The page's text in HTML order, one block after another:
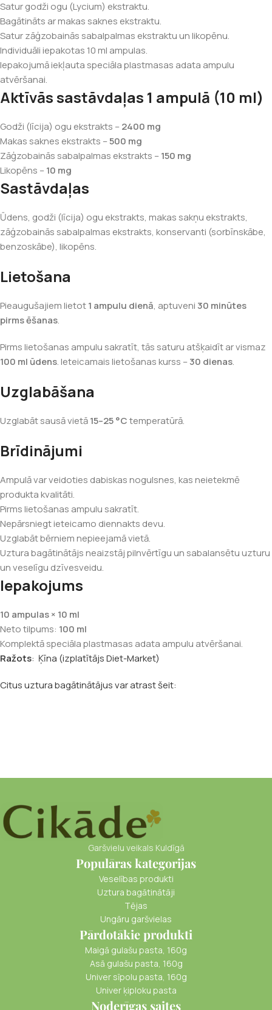
Satur godži ogu (Lycium) ekstraktu.
Bagātināts ar makas saknes ekstraktu.
Satur zāģzobainās sabalpalmas ekstraktu un likopēnu.
Individuāli iepakotas 10 ml ampulas.
Iepakojumā iekļauta speciāla plastmasas adata ampulu
atvēršanai.
Aktīvās sastāvdaļas 1 ampulā (10 ml)
Godži (līcija) ogu ekstrakts –2400 mg
Makas saknes ekstrakts –500 mg
Zāģzobainās sabalpalmas ekstrakts –150 mg
Likopēns –10 mg
Sastāvdaļas
Ūdens, godži (līcija) ogu ekstrakts, makas sakņu ekstrakts,
zāģzobainās sabalpalmas ekstrakts, konservanti (sorbīnskābe,
benzoskābe), likopēns.
Lietošana
Pieaugušajiem lietot1 ampulu dienā, aptuveni30 minūtes
pirms ēšanas.
Pirms lietošanas ampulu sakratīt, tās saturu atšķaidīt ar vismaz
100 ml ūdens. Ieteicamais lietošanas kurss –30 dienas.
Uzglabāšana
Uzglabāt sausā vietā15–25 °Ctemperatūrā.
Brīdinājumi
Ampulā var veidoties dabiskas nogulsnes, kas neietekmē
produkta kvalitāti.
Pirms lietošanas ampulu sakratīt.
Nepārsniegt ieteicamo diennakts devu.
Uzglabāt bērniem nepieejamā vietā.
Uztura bagātinātājs neaizstāj pilnvērtīgu un sabalansētu uzturu
un veselīgu dzīvesveidu.
Iepakojums
10 ampulas × 10 ml
Neto tilpums: 100 ml
Komplektā speciāla plastmasas adata ampulu atvēršanai.
Ražots: Ķīna (izplatītājs Diet-Market)
Citus uztura bagātinātājus var atrast šeit:
Garšvielu veikals Kuldīgā
Populāras kategorijas
Veselības produkti
Uztura bagātinātāji
Tējas
Ungāru garšvielas
Pārdotākie produkti
Maigā gulašu pasta, 160g
Asā gulašu pasta, 160g
Univer sīpolu pasta, 160g
Univer ķiploku pasta
Noderīgas saites